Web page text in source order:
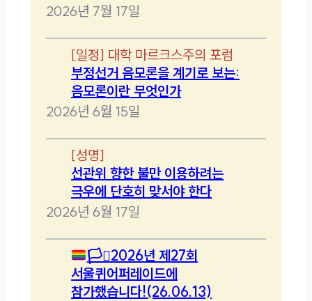
2026년 7월 17일
[일정] 대학 마르크스주의 포럼
부정선거 음모론을 계기로 보는:
음모론이란 무엇인가
2026년 6월 15일
[성명]
선관위 향한 불만 이용하려는
극우에 단호히 맞서야 한다
2026년 6월 17일
🏳️‍⚧️2026년 제27회
서울퀴어퍼레이드에
참가했습니다!(26.06.13)